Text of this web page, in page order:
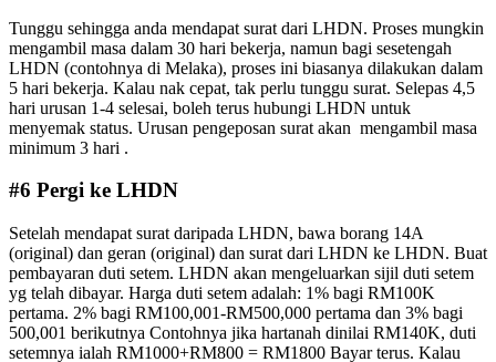
Tunggu sehingga anda mendapat surat dari LHDN. Proses mungkin
mengambil masa dalam 30 hari bekerja, namun bagi sesetengah
LHDN (contohnya di Melaka), proses ini biasanya dilakukan dalam
5 hari bekerja. Kalau nak cepat, tak perlu tunggu surat. Selepas 4,5
hari urusan 1-4 selesai, boleh terus hubungi LHDN untuk
menyemak status. Urusan pengeposan surat akan mengambil masa
minimum 3 hari .
#6 Pergi ke LHDN
Setelah mendapat surat daripada LHDN, bawa borang 14A
(original) dan geran (original) dan surat dari LHDN ke LHDN. Buat
pembayaran duti setem. LHDN akan mengeluarkan sijil duti setem
yg telah dibayar. Harga duti setem adalah: 1% bagi RM100K
pertama. 2% bagi RM100,001-RM500,000 pertama dan 3% bagi
500,001 berikutnya Contohnya jika hartanah dinilai RM140K, duti
setemnya ialah RM1000+RM800 = RM1800 Bayar terus. Kalau